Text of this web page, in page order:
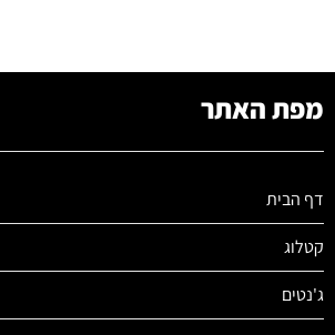
מפת האתר
דף הבית
קטלוג
ג'נטים